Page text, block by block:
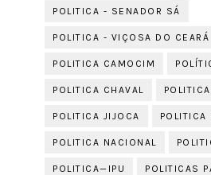
POLITICA - SENADOR SÁ
POLITICA - VIÇOSA DO CEARÁ
POLITICA CAMOCIM
POLITICA CHAVAL
POLITICA JIJOCA POLITICA
POLITICA NACIONAL
POLITICA—IPU POLITICAS